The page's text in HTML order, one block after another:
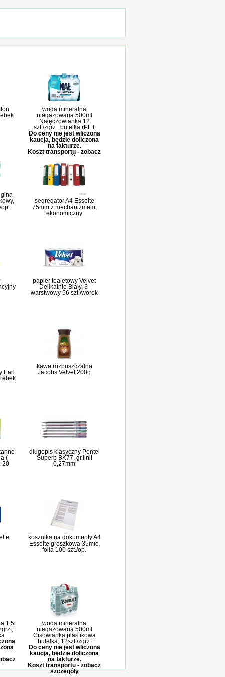
woda mineralna
niegazowana 500ml
Nałęczowianka 12
szt./zgrz., butelka rPET
Do ceny nie jest wliczona
kaucja, będzie doliczona
na fakturze.
Koszt transportu - zobacz
szczegóły
op.
segregator A4 Esselte
75mm z mechanizmem,
ekonomiczny
papier toaletowy Velvet
Delikatnie Biały, 3-
warstwowy 56 szt./worek
Earl
kawa rozpuszczalna
Jacobs Velvet 200g
(
20
długopis klasyczny Pentel
Superb BK77, gr.linii
0,27mm
koszulka na dokumenty A4
Esselte groszkowa 35mic,
folia 100 szt./op.
1,5l
woda mineralna
niegazowana 500ml
Cisowianka plastikowa
butelka, 12szt./zgrz.
Do ceny nie jest wliczona
kaucja, będzie doliczona
na fakturze.
Koszt transportu - zobacz
szczegóły